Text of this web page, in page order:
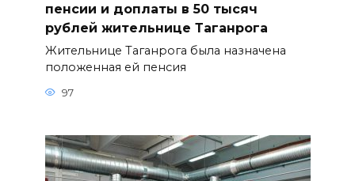
пенсии и доплаты в 50 тысяч
рублей жительнице Таганрога
Жительнице Таганрога была назначена
положенная ей пенсия
97